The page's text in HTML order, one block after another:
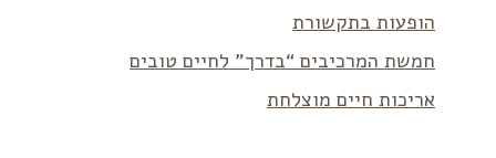
הופעות בתקשורת
חמשת המרכיבים “בדרך” לחיים טובים
אריכות חיים מוצלחת